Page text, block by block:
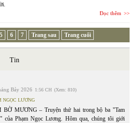
Đọc thêm
5 6 7 Trang sau Trang cuối
Tin
Bảy 2026 1:56 CH (Xem: 810)
NGỌC LƯƠNG
BỜ MƯƠNG – Truyện thứ hai trong bộ ba "Tam
của Phạm Ngọc Lương. Hôm qua, chúng tôi giới